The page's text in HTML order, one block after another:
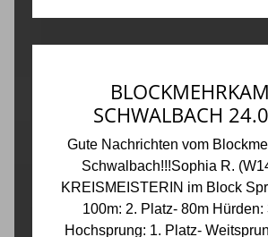
SCHWALBACH
Gute Nachrichten vom
Schwalbach!!!Sophia R.
KREISMEISTERIN im Block
100m: 2. Platz- 80m Hürden:
Hochsprung: 1. Platz-